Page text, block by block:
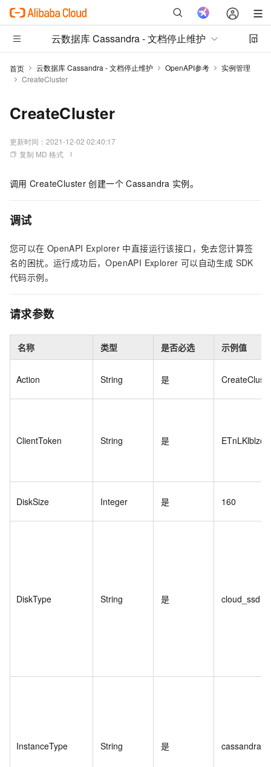
云数据库 Cassandra - 文档停止维护
首页 云数据库 Cassandra - 文档停止维护 OpenAPI参考
实例管理
CreateCluster
CreateCluster
更新时间： 2021-12-02 02:40:17
复制 MD 格式
调用 CreateCluster 创建一个 Cassandra 实例。
调试
您可以在 OpenAPI Explorer 中直接运行该接口，免去您计算签
名的困扰。运行成功后，OpenAPI Explorer 可以自动生成 SDK
代码示例。
请求参数
名称 类型 是否必选 示例值
Action String 是
ClientToken String 是
DiskSize Integer 是 160
DiskType String 是 cloud_ssd
InstanceType String 是